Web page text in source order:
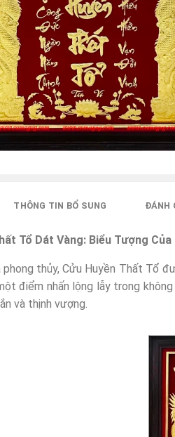
THÔNG TIN BỔ SUNG ĐÁNH
Tổ Dát Vàng: Biểu Tượng
phong thủy, Cửu Huyền Thất Tổ
điểm nhấn lộng lẫy trong
và thịnh vượng.